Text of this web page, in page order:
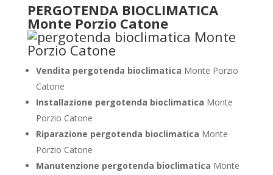
PERGOTENDA BIOCLIMATICA
Monte Porzio Catone
Vendita pergotenda bioclimatica Monte Porzio
Catone
Installazione pergotenda bioclimatica Monte
Porzio Catone
Riparazione pergotenda bioclimatica Monte
Porzio Catone
Manutenzione pergotenda bioclimatica Monte